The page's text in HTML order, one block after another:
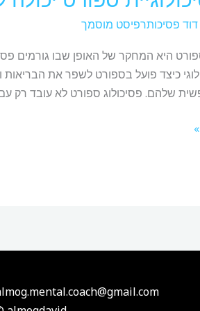
דוד פסיכותרפיסט מוסמך
היא המחקר של האופן שבו גורמים
כיצד פועל בספורט לשפר את
שלהם. פסיכולוג ספורט לא עובד רק